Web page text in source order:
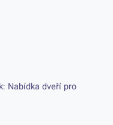
Nabídka dveří pro